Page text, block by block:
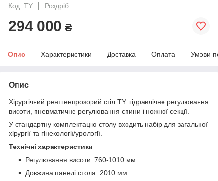
Код: TY
Роздріб
294 000 ₴
Опис Характеристики Доставка Оплата Умови
Опис
Хірургічний рентгенпрозорий стіл TY: гідравлічне регулювання
висоти, пневматичне регулювання спини і ножної секції.
У стандартну комплектацію столу входить набір для загальної
хірургії та гінекології/урології.
Технічні характеристики
Регулювання висоти: 760-1010 мм.
Довжина панелі стола: 2010 мм